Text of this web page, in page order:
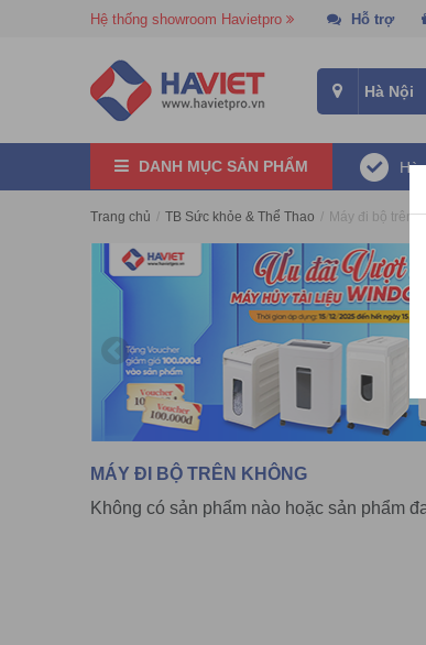
Hệ thống showroom Havietpro Hỗ trợ
DANH MỤC SẢN PHẨM
Trang chủ / TB Sức khỏe & Thể Thao / Máy đi bộ trên
MÁY ĐI BỘ TRÊN KHÔNG
Không có sản phẩm nào hoặc sản phẩm